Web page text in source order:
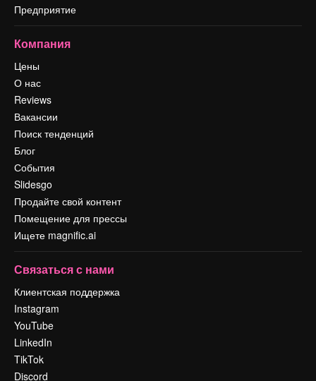
Предприятие
Компания
Цены
О нас
Reviews
Вакансии
Поиск тенденций
Блог
События
Slidesgo
Продайте свой контент
Помещение для прессы
Ищете magnific.ai
Связаться с нами
Клиентская поддержка
Instagram
YouTube
LinkedIn
TikTok
Discord